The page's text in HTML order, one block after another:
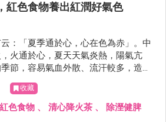
紅色食物養出紅潤好氣色
：「夏季通於心，心在色為赤」。中
火通於心，夏天天氣炎熱，陽氣亢
節，容易氣血外散、流汗較多，造成
動、煩躁不安，進而影響腸胃道消
管不適；因此初夏養生的重點在於
收藏
紅色食物 、 清心降火茶 、 除溼健脾